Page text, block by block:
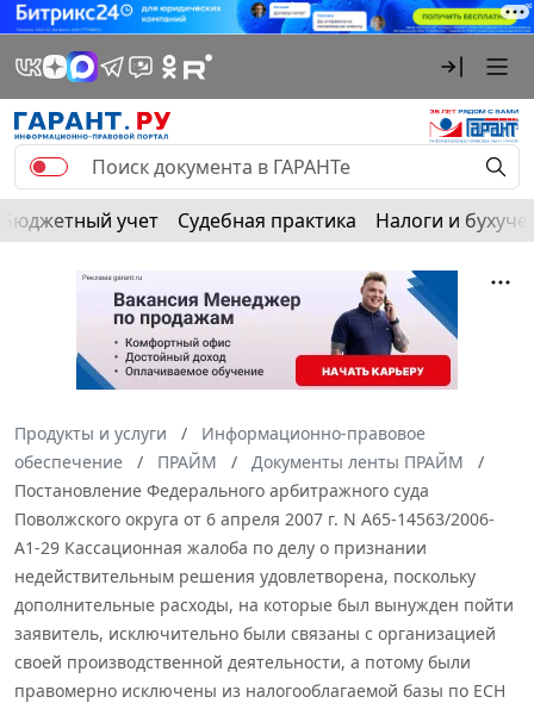
Бюджетный учет Судебная практика Налоги и
Продукты и услуги
Информационно-правовое
обеспечение
ПРАЙМ
Документы ленты ПРАЙМ
Постановление Федерального арбитражного суда
Поволжского округа от 6 апреля 2007 г. N А65-14563/2006-
А1-29 Кассационная жалоба по делу о признании
недействительным решения удовлетворена, поскольку
дополнительные расходы, на которые был вынужден пойти
заявитель, исключительно были связаны с организацией
своей производственной деятельности, а потому были
правомерно исключены из налогооблагаемой базы по ЕСН